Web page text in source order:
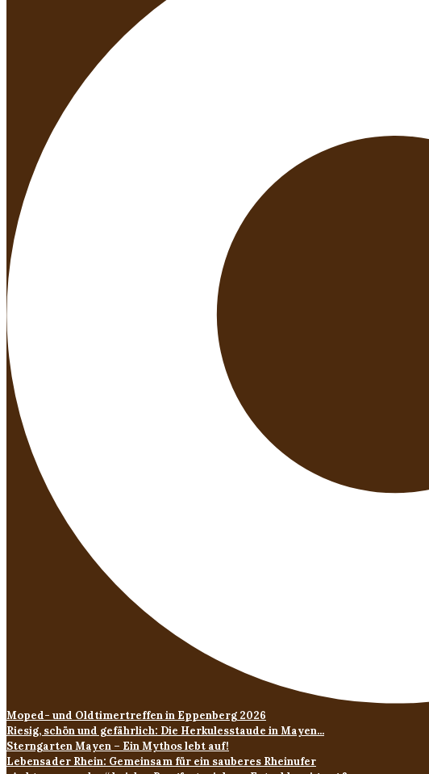
Moped- und Oldtimertreffen in Eppenberg 2026
Riesig, schön und gefährlich: Die Herkulesstaude in Mayen...
Sterngarten Mayen – Ein Mythos lebt auf!
Lebensader Rhein: Gemeinsam für ein sauberes Rheinufer